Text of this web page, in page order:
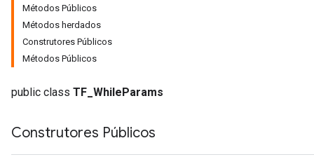
Métodos Públicos
Métodos herdados
Construtores Públicos
Métodos Públicos
public class TF_WhileParams
Construtores Públicos